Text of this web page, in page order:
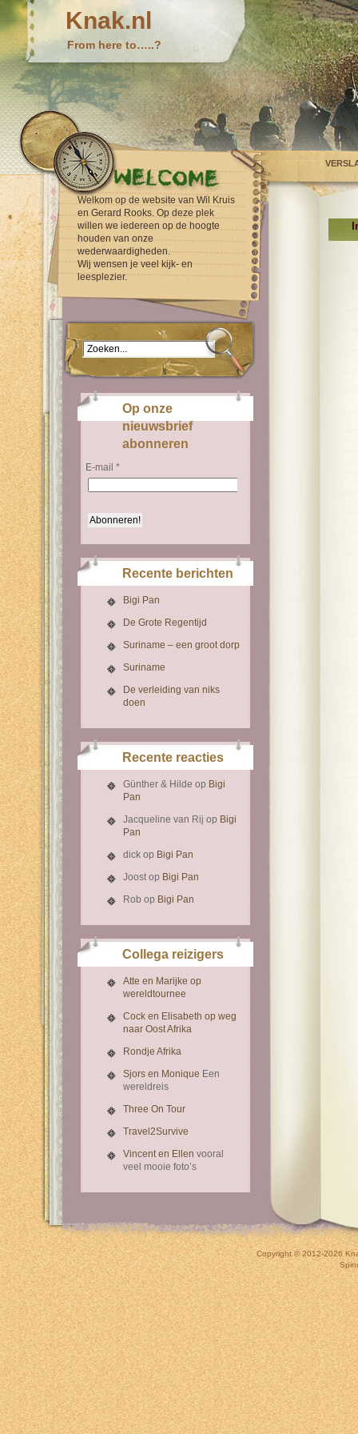
Knak.nl
From here to…..?
Welkom op de website van Wil Kruis
en Gerard Rooks. Op deze plek
willen we iedereen op de hoogte
houden van onze
wederwaardigheden.
Wij wensen je veel kijk- en
leesplezier.
Op onze
nieuwsbrief
abonneren
E-mail *
Recente berichten
Bigi Pan
De Grote Regentijd
Suriname – een groot dorp
Suriname
De verleiding van niks
doen
Recente reacties
Günther & Hilde op Bigi
Pan
Jacqueline van Rij op Bigi
Pan
dick op Bigi Pan
Joostop Bigi Pan
Rob op Bigi Pan
Collega reizigers
Atte en Marijke op
wereldtournee
Cock en Elisabeth op weg
naar Oost Afrika
Rondje Afrika
Sjors en Monique Een
wereldreis
Three On Tour
Travel2Survive
Vincent en Ellen vooral
veel mooie foto’s
Copyright © 2012-2026